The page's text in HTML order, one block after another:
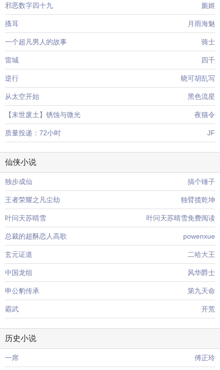
邪恶数字四十九 旎姬
搔耳 月雨海魅
一个超凡男人的故事 骑士
雷城 四千
逆行 晓可胡乱写
从太空开始 黑色流星
【末世废土】锈蚀与微光 夜猫令
质量投递：72小时 JF
仙侠小说
独步成仙 搞个锤子
王者荣耀之凡尘劫 独臂揽乾坤
叶问天苏晴雪 叶问天苏晴雪免费阅读
总裁的超酥恋人高歌 powenxue
玄元证道 二哈大王
中国龙组 风华爵士
申公豹传承 第九天命
霸武 开荒
历史小说
一席 傅正玲